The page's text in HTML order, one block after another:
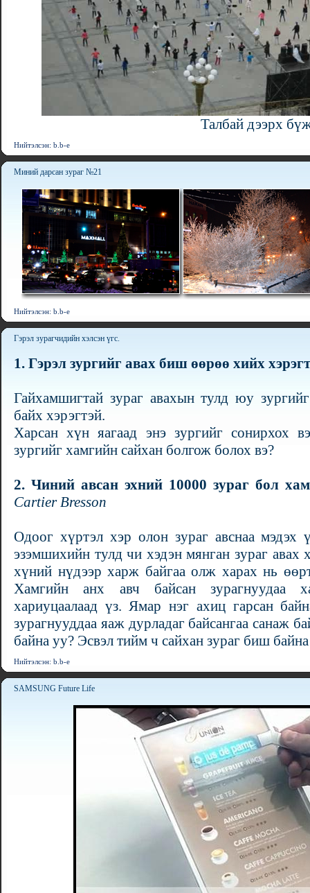
Талбай дээрх
Нийтэлсэн: b.b-e
Миний дарсан зураг №21
Нийтэлсэн: b.b-e
Гэрэл зурагчидийн хэлсэн үгс.
1. Гэрэл зургийг авах биш өөрөө хийх
Гайхамшигтай зураг авахын тулд юу
байх хэрэгтэй.
Харсан хүн яагаад энэ зургийг сонирхох
зургийг хамгийн сайхан болгож болох вэ?
2. Чиний авсан эхний 10000 зураг бол
Cartier Bresson
Одоог хүртэл хэр олон зураг авснаа мэдэх
эзэмшихийн тулд чи хэдэн мянган зураг авах
хүний нүдээр харж байгаа олж харах нь
Хамгийн анх авч байсан зурагнуудаа
хариуцаалаад үз. Ямар нэг ахиц гарсан
зурагнууддаа яаж дурладаг байсангаа санаж
байна уу? Эсвэл тийм ч сайхан зураг биш
Нийтэлсэн: b.b-e
SAMSUNG Future Life